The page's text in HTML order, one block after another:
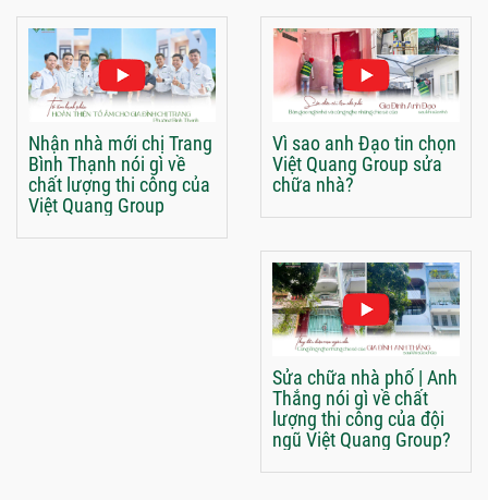
Nhận nhà mới chị Trang
Bình Thạnh nói gì về
chất lượng thi công của
Việt Quang Group
Vì sao anh Đạo tin chọn
Việt Quang Group sửa
chữa nhà?
Sửa chữa nhà phố | Anh
Thắng nói gì về chất
lượng thi công của đội
ngũ Việt Quang Group?